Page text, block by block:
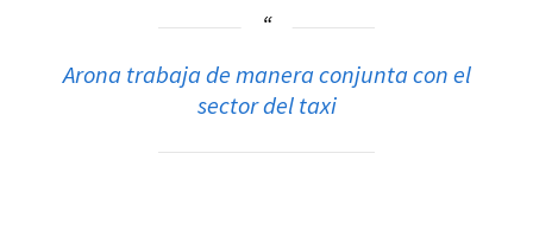
Arona trabaja de manera conjunta con el
sector del taxi